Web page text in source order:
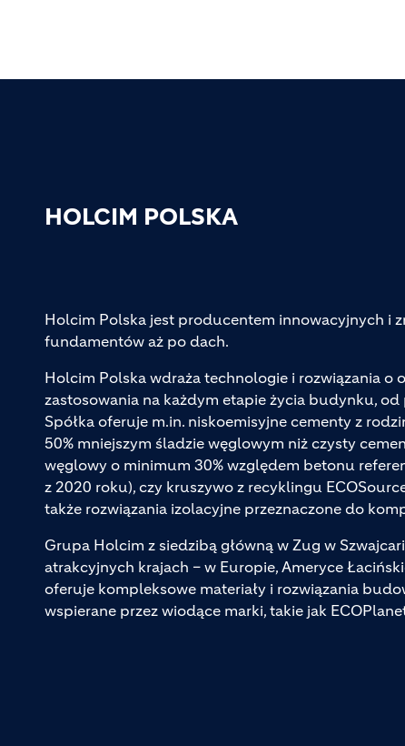
HOLCIM POLSKA
Holcim Polska jest producentem innowacyjnych i
fundamentów aż po dach.
Holcim Polska wdraża technologie i rozwiązania
zastosowania na każdym etapie życia budynku,
Spółka oferuje m.in. niskoemisyjne cementy z
50% mniejszym śladzie węglowym niż czysty
węglowy o minimum 30% względem betonu
z 2020 roku), czy kruszywo z recyklingu
także rozwiązania izolacyjne przeznaczone do
Grupa Holcim z siedzibą główną w Zug w
atrakcyjnych krajach – w Europie, Ameryce
oferuje kompleksowe materiały i rozwiązania
wspierane przez wiodące marki, takie jak